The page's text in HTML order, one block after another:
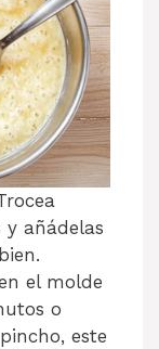
y añádelas
el molde
o
este